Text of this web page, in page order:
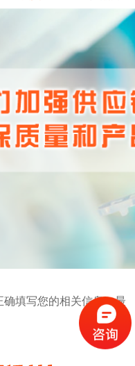
填写您的相关信息，最